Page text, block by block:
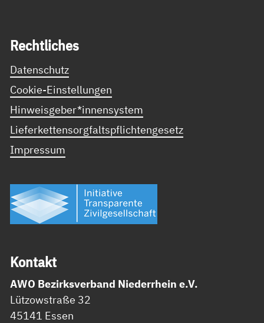
Recht­li­ches
Datenschutz
Cookie-Einstellungen
Hinweisgeber*innensystem
Lieferkettensorgfaltspflichtengesetz
Impressum
Kon­takt
AWO Bezirksverband Niederrhein e.V.
Lützowstraße 32
45141 Essen